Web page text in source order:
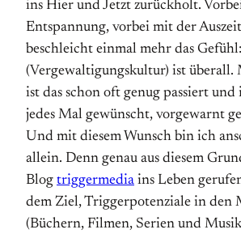
ins Hier und Jetzt zurückholt.
Entspannung, vorbei mit der
beschleicht einmal mehr das Gefühl:
(Vergewaltigungskultur) ist
ist das schon oft genug passiert
jedes Mal gewünscht, vorgewarnt
Und mit diesem Wunsch bin ich
allein. Denn genau aus diesem
Blog triggermedia ins Leben
dem Ziel, Triggerpotenziale in den
(Büchern, Filmen, Serien und